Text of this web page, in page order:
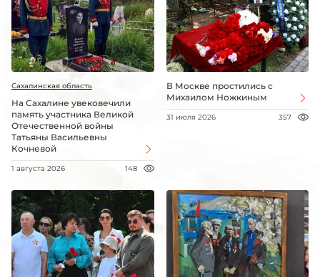
Сахалинская область
На Сахалине увековечили
память участника Великой
Отечественной войны
Татьяны Васильевны
Кочневой
1 августа 2026 148
В Москве простились с
Михаилом Ножкиным
31 июля 2026 357